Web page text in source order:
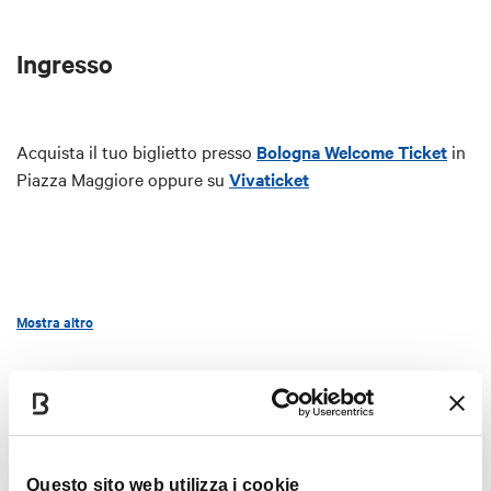
Questo sito web utilizza i cookie
Ingresso
Acquista il tuo biglietto presso Bologna Welcome Ticket in
Piazza Maggiore oppure su Vivaticket
Mostra altro
Interessi